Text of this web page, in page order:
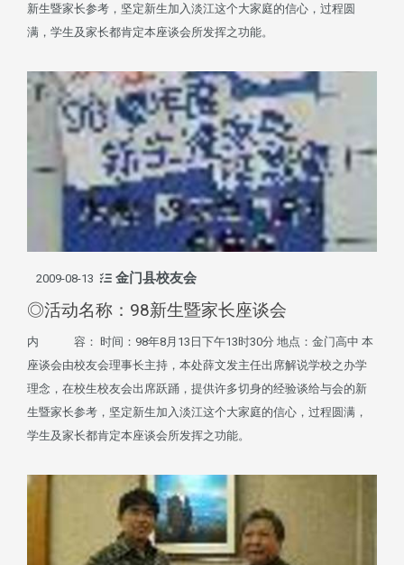
新生暨家长参考，坚定新生加入淡江这个大家庭的信心，过程圆
满，学生及家长都肯定本座谈会所发挥之功能。
2009-08-13 金门县校友会
◎活动名称：98新生暨家长座谈会
内 容： 时间：98年8月13日下午13时30分 地点：金门高中 本
座谈会由校友会理事长主持，本处薛文发主任出席解说学校之办学
理念，在校生校友会出席跃踊，提供许多切身的经验谈给与会的新
生暨家长参考，坚定新生加入淡江这个大家庭的信心，过程圆满，
学生及家长都肯定本座谈会所发挥之功能。